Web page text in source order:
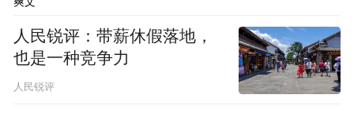
人民锐评：带薪休假落地，
也是一种竞争力
人民锐评